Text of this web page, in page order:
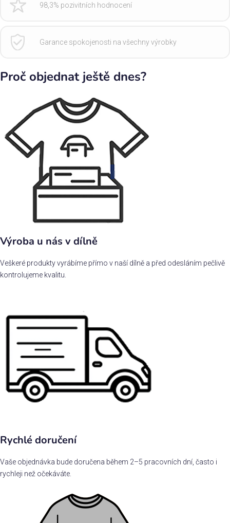
98,3% pozivitních hodnocení
Garance spokojenosti na všechny výrobky
Proč objednat ještě dnes?
Výroba u nás v dílně
Veškeré produkty vyrábíme přímo v naší dílně a před odesláním pečlivě
kontrolujeme kvalitu.
Rychlé doručení
Vaše objednávka bude doručena během 2–5 pracovních dní, často i
rychleji než očekáváte.